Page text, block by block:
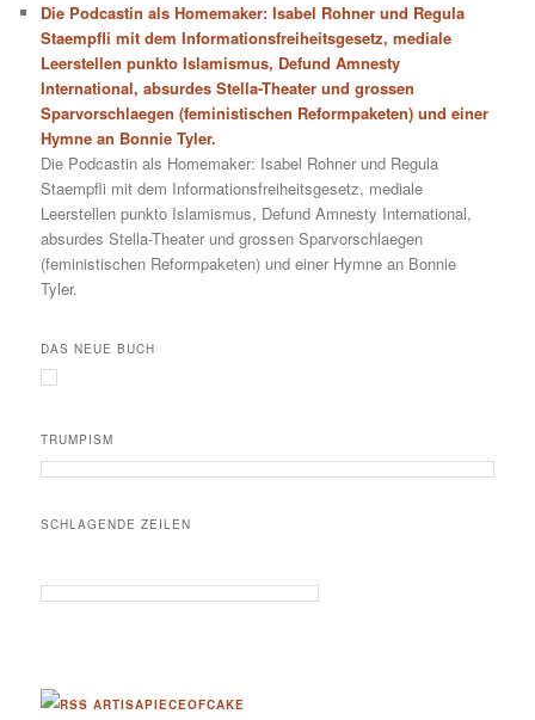
Die Podcastin als Homemaker: Isabel Rohner und Regula
Staempfli mit dem Informationsfreiheitsgesetz, mediale
Leerstellen punkto Islamismus, Defund Amnesty
International, absurdes Stella-Theater und grossen
Sparvorschlaegen (feministischen Reformpaketen) und einer
Hymne an Bonnie Tyler.
Die Podcastin als Homemaker: Isabel Rohner und Regula
Staempfli mit dem Informationsfreiheitsgesetz, mediale
Leerstellen punkto Islamismus, Defund Amnesty International,
absurdes Stella-Theater und grossen Sparvorschlaegen
(feministischen Reformpaketen) und einer Hymne an Bonnie
Tyler.
DAS NEUE BUCH
TRUMPISM
SCHLAGENDE ZEILEN
ARTISAPIECEOFCAKE